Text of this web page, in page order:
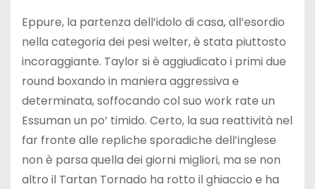
Eppure, la partenza dell’idolo di casa, all’esordio
nella categoria dei pesi welter, è stata piuttosto
incoraggiante. Taylor si è aggiudicato i primi due
round boxando in maniera aggressiva e
determinata, soffocando col suo work rate un
Essuman un po’ timido. Certo, la sua reattività nel
far fronte alle repliche sporadiche dell’inglese
non è parsa quella dei giorni migliori, ma se non
altro il Tartan Tornado ha rotto il ghiaccio e ha